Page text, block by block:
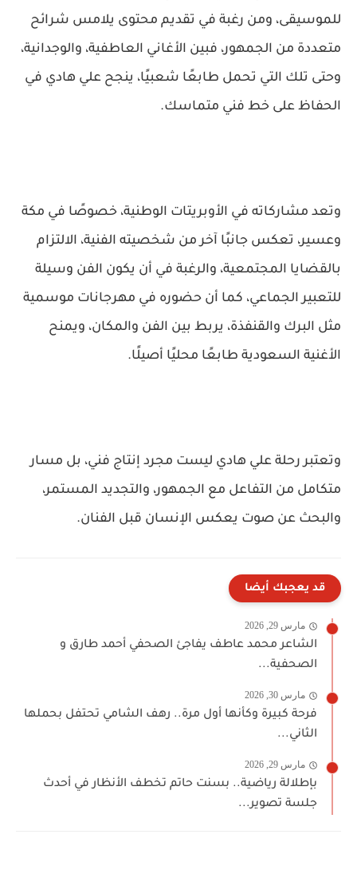
للموسيقى، ومن رغبة في تقديم محتوى يلامس شرائح
متعددة من الجمهور، فبين الأغاني العاطفية، والوجدانية،
وحتى تلك التي تحمل طابعًا شعبيًا، ينجح علي هادي في
الحفاظ على خط فني متماسك.
وتعد مشاركاته في الأوبريتات الوطنية، خصوصًا في مكة
وعسير، تعكس جانبًا آخر من شخصيته الفنية، الالتزام
بالقضايا المجتمعية، والرغبة في أن يكون الفن وسيلة
للتعبير الجماعي، كما أن حضوره في مهرجانات موسمية
مثل البرك والقنفذة، يربط بين الفن والمكان، ويمنح
الأغنية السعودية طابعًا محليًا أصيلًا.
وتعتبر رحلة علي هادي ليست مجرد إنتاج فني، بل مسار
متكامل من التفاعل مع الجمهور، والتجديد المستمر،
والبحث عن صوت يعكس الإنسان قبل الفنان.
قد يعجبك أيضا
مارس 29, 2026
الشاعر محمد عاطف يفاجئ الصحفي أحمد طارق و
الصحفية...
مارس 30, 2026
فرحة كبيرة وكأنها أول مرة.. رهف الشامي تحتفل بحملها
الثاني...
مارس 29, 2026
بإطلالة رياضية.. بسنت حاتم تخطف الأنظار في أحدث
جلسة تصوير...